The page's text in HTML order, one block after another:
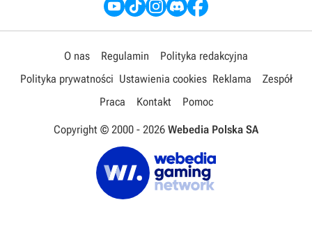
O nas Regulamin
Polityka redakcyjna
Polityka prywatności Ustawienia cookies Reklama
Zespół
Praca
Kontakt Pomoc
Copyright © 2000 - 2026 Webedia Polska SA